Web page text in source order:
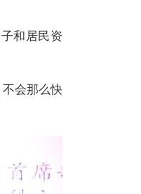
和居民资
会那么快